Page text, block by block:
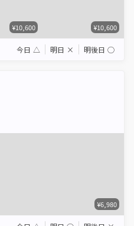
¥10,600 ¥10,600
今日 △ 明日 × 明後日 ◯
¥6,980